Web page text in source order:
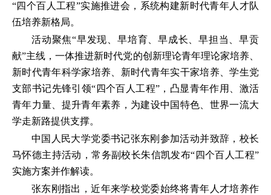
“四个百人工程”实施推进会，系统构建新时代青年人才队
伍培养新格局。
活动聚焦“早发现、早培育、早成长、早担当、早贡
献”主线，一体推进新时代党的创新理论青年理论家培养、
新时代青年科学家培养、新时代青年实干家培养、学生党
支部书记先锋引领“四个百人工程”，凸显青年作用、激活
青年力量、提升青年素养，为建设中国特色、世界一流大
学走新路提供支撑。
中国人民大学党委书记张东刚参加活动并致辞，校长
马怀德主持活动，常务副校长朱信凯发布“四个百人工程”
实施方案并作解读。
张东刚指出，近年来学校党委始终将青年人才培养作